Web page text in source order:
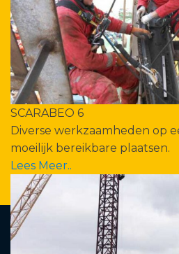
SCARABEO 6
Diverse werkzaamheden op
moeilijk bereikbare plaatsen.
Lees Meer..